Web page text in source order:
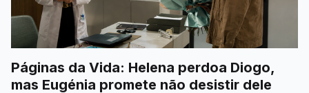
Páginas da Vida: Helena perdoa Diogo,
mas Eugénia promete não desistir dele